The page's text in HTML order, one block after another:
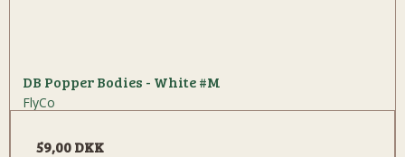
DB Popper Bodies - White #M
FlyCo
59,00 DKK